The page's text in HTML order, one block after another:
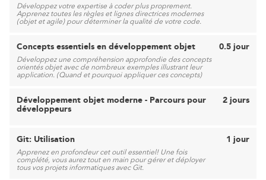
Développez votre expertise à coder plus proprement.
Apprenez toutes les règles et lignes directrices modernes
(objet et agile) pour déterminer la qualité de votre code.
Concepts essentiels en développement objet
Développez une compréhension approfondie des concepts
orientés objet avec de nombreux exemples illustrant leur
application. (Quand et pourquoi appliquer ces concepts)
0.5 jour
Développement objet moderne - Parcours pour
développeurs
2 jours
Git: Utilisation
Apprenez en profondeur cet outil essentiel! Une fois
complété, vous aurez tout en main pour gérer et déployer
tous vos projets informatiques avec Git.
1 jour